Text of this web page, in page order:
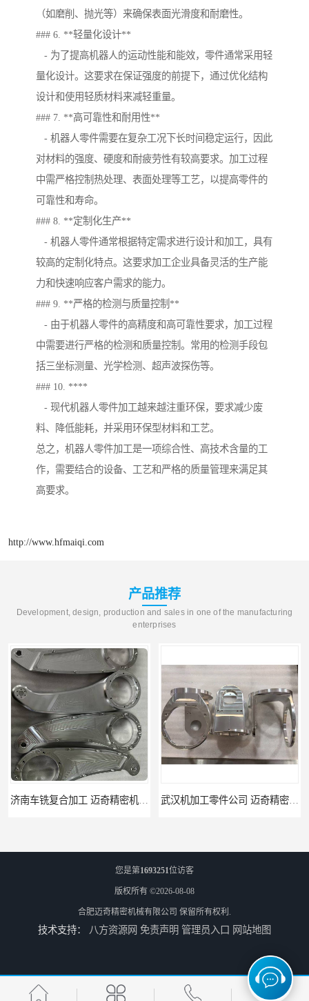
（如磨削、抛光等）来确保表面光滑度和耐磨性。
### 6. **轻量化设计**
- 为了提高机器人的运动性能和能效，零件通常采用轻
量化设计。这要求在保证强度的前提下，通过优化结构
设计和使用轻质材料来减轻重量。
### 7. **高可靠性和耐用性**
- 机器人零件需要在复杂工况下长时间稳定运行，因此
对材料的强度、硬度和耐疲劳性有较高要求。加工过程
中需严格控制热处理、表面处理等工艺，以提高零件的
可靠性和寿命。
### 8. **定制化生产**
- 机器人零件通常根据特定需求进行设计和加工，具有
较高的定制化特点。这要求加工企业具备灵活的生产能
力和快速响应客户需求的能力。
### 9. **严格的检测与质量控制**
- 由于机器人零件的高精度和高可靠性要求，加工过程
中需要进行严格的检测和质量控制。常用的检测手段包
括三坐标测量、光学检测、超声波探伤等。
### 10. ****
- 现代机器人零件加工越来越注重环保，要求减少废
料、降低能耗，并采用环保型材料和工艺。
总之，机器人零件加工是一项综合性、高技术含量的工
作，需要结合的设备、工艺和严格的质量管理来满足其
高要求。
http://www.hfmaiqi.com
产品推荐
Development, design, production and sales in one of the manufacturing
enterprises
北京零配件机加工 迈奇精密机械 经验丰富 济南四轴零件加工服务 迈奇精密机械 批量订单可免费打样
您是第1693251位访客
版权所有 ©2026-08-08
合肥迈奇精密机械有限公司 保留所有权利.
技术支持： 八方资源网 免责声明 管理员入口 网站地图